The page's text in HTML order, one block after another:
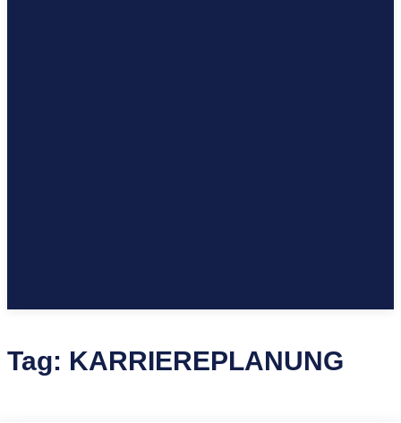
Tag: KARRIEREPLANUNG